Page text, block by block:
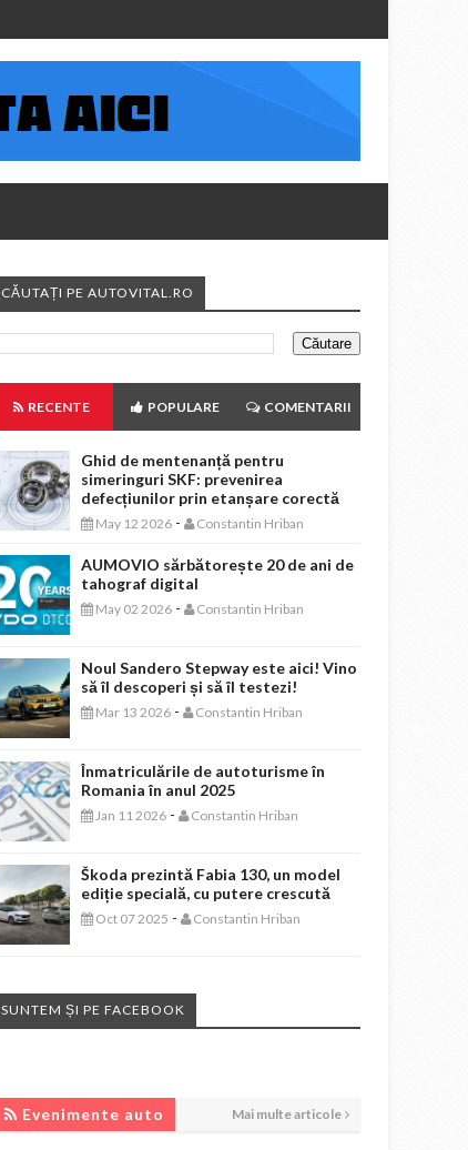
CĂUTAȚI PE AUTOVITAL.RO
RECENTE POPULARE COMENTARII
Ghid de mentenanță pentru
simeringuri SKF: prevenirea
defecțiunilor prin etanșare corectă
May 12 2026 - Constantin Hriban
AUMOVIO sărbătorește 20 de ani de
tahograf digital
May 02 2026 - Constantin Hriban
Noul Sandero Stepway este aici! Vino
să îl descoperi și să îl testezi!
Mar 13 2026 - Constantin Hriban
Înmatriculările de autoturisme în
Romania în anul 2025
Jan 11 2026 - Constantin Hriban
Škoda prezintă Fabia 130, un model
ediție specială, cu putere crescută
Oct 07 2025 - Constantin Hriban
SUNTEM ȘI PE FACEBOOK
Evenimente auto Mai multe articole